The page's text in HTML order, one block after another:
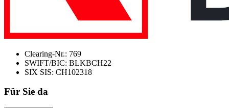
Clearing-Nr.: 769
SWIFT/BIC: BLKBCH22
SIX SIS: CH102318
Für Sie da